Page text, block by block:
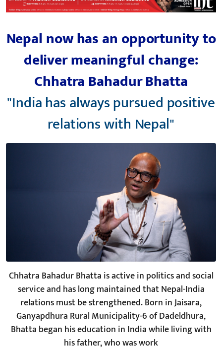
Nepal now has an opportunity to
deliver meaningful change:
Chhatra Bahadur Bhatta
"India has always pursued positive
relations with Nepal"
Chhatra Bahadur Bhatta is active in politics and social
service and has long maintained that Nepal-India
relations must be strengthened. Born in Jaisara,
Ganyapdhura Rural Municipality-6 of Dadeldhura,
Bhatta began his education in India while living with
his father, who was work